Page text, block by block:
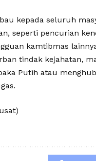
kepada seluruh
seperti pencurian
kamtibmas
tindak kejahatan,
Putih atau